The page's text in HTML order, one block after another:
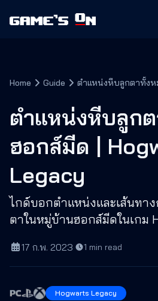
Home Guide
ตำแหน่งหีบลูกตาทั้งห
ตำแหน่งหีบลูก
ฮอกส์มีด |
Legacy
ไกด์บอกตำแหน่งและเส้นทา
ตาในหมู่บ้านฮอกส์มีดในเกม
17 ก.พ. 2023· 1 min read
Hogwarts Legacy